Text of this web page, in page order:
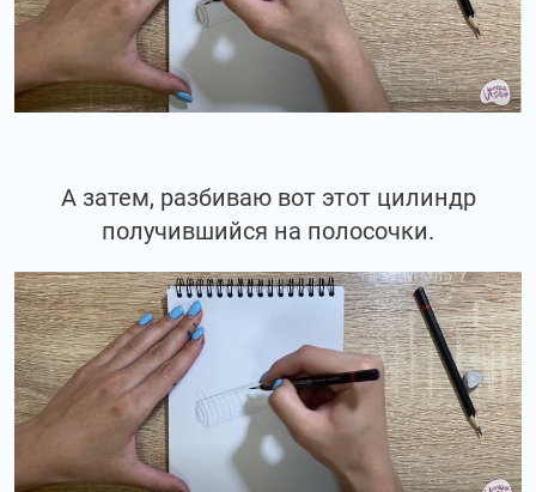
А затем, разбиваю вот этот цилиндр
получившийся на полосочки.